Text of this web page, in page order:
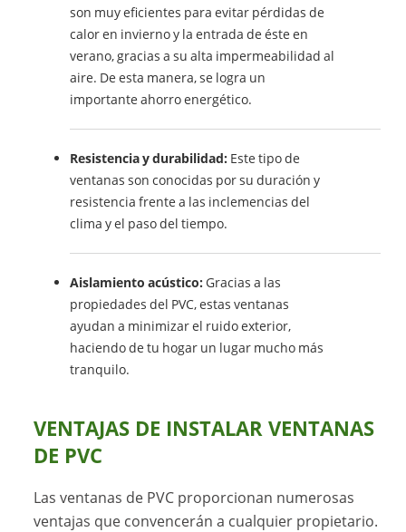
son muy eficientes para evitar pérdidas de
calor en invierno y la entrada de éste en
verano, gracias a su alta impermeabilidad al
aire. De esta manera, se logra un
importante ahorro energético.
Resistencia y durabilidad: Este tipo de
ventanas son conocidas por su duración y
resistencia frente a las inclemencias del
clima y el paso del tiempo.
Aislamiento acústico: Gracias a las
propiedades del PVC, estas ventanas
ayudan a minimizar el ruido exterior,
haciendo de tu hogar un lugar mucho más
tranquilo.
VENTAJAS DE INSTALAR VENTANAS
DE PVC
Las ventanas de PVC proporcionan numerosas
ventajas que convencerán a cualquier propietario.